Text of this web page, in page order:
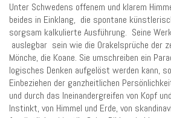
Unter Schwedens offenem und klarem
beides in Einklang, die spontane
sorgsam kalkulierte Ausführung. Seine
auslegbar sein wie die Orakelsprüche der
Mönche, die Koane. Sie umschreiben ein
logisches Denken aufgelöst werden kann,
Einbeziehen der ganzheitlichen
und durch das Ineinandergreifen von Kopf
Instinkt, von Himmel und Erde, von